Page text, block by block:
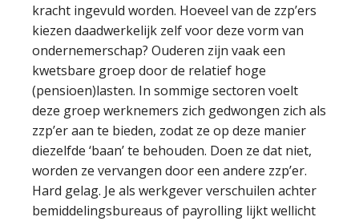
kracht ingevuld worden. Hoeveel van de zzp’ers
kiezen daadwerkelijk zelf voor deze vorm van
ondernemerschap? Ouderen zijn vaak een
kwetsbare groep door de relatief hoge
(pensioen)lasten. In sommige sectoren voelt
deze groep werknemers zich gedwongen zich als
zzp’er aan te bieden, zodat ze op deze manier
diezelfde ‘baan’ te behouden. Doen ze dat niet,
worden ze vervangen door een andere zzp’er.
Hard gelag. Je als werkgever verschuilen achter
bemiddelingsbureaus of payrolling lijkt wellicht